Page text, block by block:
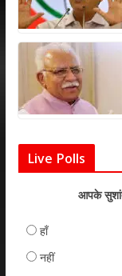
Live Polls
आपके
हाँ
नहीं